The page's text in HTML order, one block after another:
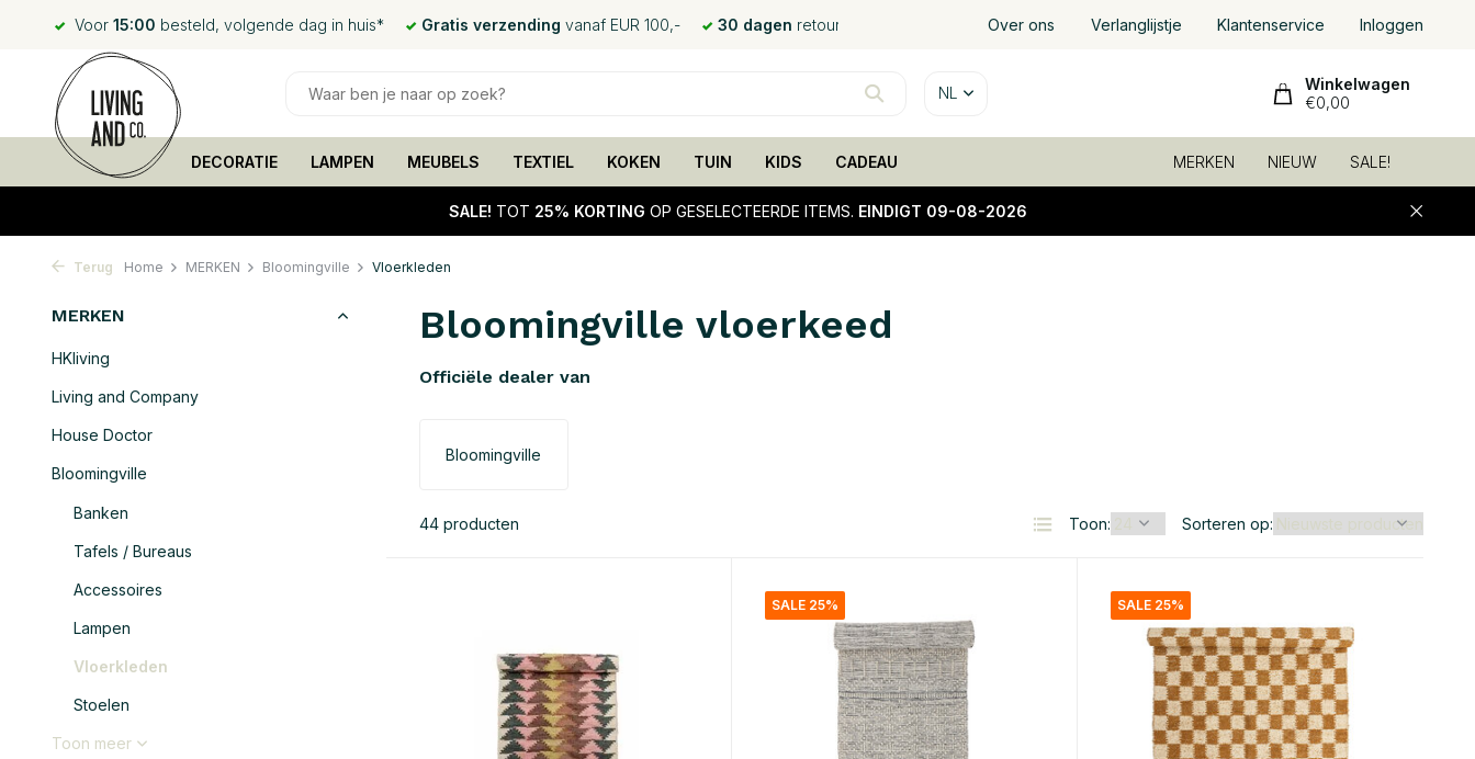
Voor 15:00 besteld, volgende dag in huis* Gratis verzending vanaf EUR 100,- 30 dagen retour Over ons Verlanglijstje Klantenservice Inloggen
NL
Winkelwagen
€0,00
DECORATIE LAMPEN MEUBELS TEXTIEL KOKEN TUIN KIDS CADEAU MERKEN NIEUW SALE!
SALE! TOT 25% KORTING OP GESELECTEERDE ITEMS. EINDIGT 09-08-2026
Terug Home MERKEN Bloomingville Vloerkleden
MERKEN
HKliving
Living and Company
House Doctor
Bloomingville
Banken
Tafels / Bureaus
Accessoires
Lampen
Vloerkleden
Stoelen
Toon meer
Bloomingville vloerkeed
Officiële dealer van
Bloomingville
44 producten Toon: Sorteren op:
SALE 25% SALE 25%